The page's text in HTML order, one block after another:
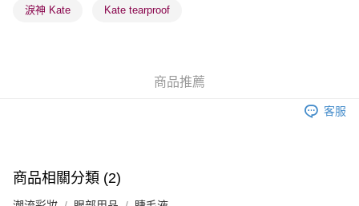
物流公司進行物流配送
取。逾期會取消訂單，並不會安排重寄
每筆HK$20.00，滿HK$100.00或以上免運費
淚神 Kate Kate tearproof
商品推薦
客服
商品相關分類 (2)